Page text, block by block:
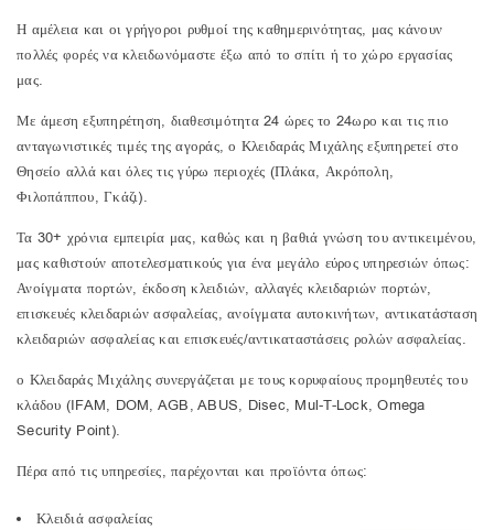
Η αμέλεια και οι γρήγοροι ρυθμοί της καθημερινότητας, μας κάνουν
πολλές φορές να κλειδωνόμαστε έξω από το σπίτι ή το χώρο εργασίας
μας.
Με άμεση εξυπηρέτηση, διαθεσιμότητα 24 ώρες το 24ωρο και τις πιο
ανταγωνιστικές τιμές της αγοράς, ο Κλειδαράς Μιχάλης εξυπηρετεί στο
Θησείο αλλά και όλες τις γύρω περιοχές (Πλάκα, Ακρόπολη,
Φιλοπάππου, Γκάζι).
Τα 30+ χρόνια εμπειρία μας, καθώς και η βαθιά γνώση του αντικειμένου,
μας καθιστούν αποτελεσματικούς για ένα μεγάλο εύρος υπηρεσιών όπως:
Ανοίγματα πορτών, έκδοση κλειδιών, αλλαγές κλειδαριών πορτών,
επισκευές κλειδαριών ασφαλείας, ανοίγματα αυτοκινήτων, αντικατάσταση
κλειδαριών ασφαλείας και επισκευές/αντικαταστάσεις ρολών ασφαλείας.
ο Κλειδαράς Μιχάλης συνεργάζεται με τους κορυφαίους προμηθευτές του
κλάδου (IFAM, DOM, AGB, ABUS, Disec, Mul-T-Lock, Omega
Security Point).
Πέρα από τις υπηρεσίες, παρέχονται και προϊόντα όπως:
Κλειδιά ασφαλείας